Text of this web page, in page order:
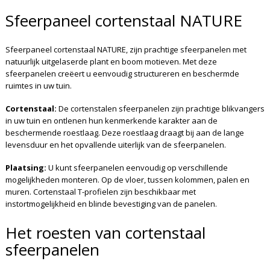
Sfeerpaneel cortenstaal NATURE
Sfeerpaneel cortenstaal NATURE, zijn prachtige sfeerpanelen met
natuurlijk uitgelaserde plant en boom motieven. Met deze
sfeerpanelen creëert u eenvoudig structureren en beschermde
ruimtes in uw tuin.
Cortenstaal: De cortenstalen sfeerpanelen zijn prachtige blikvangers
in uw tuin en ontlenen hun kenmerkende karakter aan de
beschermende roestlaag. Deze roestlaag draagt bij aan de lange
levensduur en het opvallende uiterlijk van de sfeerpanelen.
Plaatsing: U kunt sfeerpanelen eenvoudig op verschillende
mogelijkheden monteren. Op de vloer, tussen kolommen, palen en
muren. Cortenstaal T-profielen zijn beschikbaar met
instortmogelijkheid en blinde bevestiging van de panelen.
Het roesten van cortenstaal
sfeerpanelen